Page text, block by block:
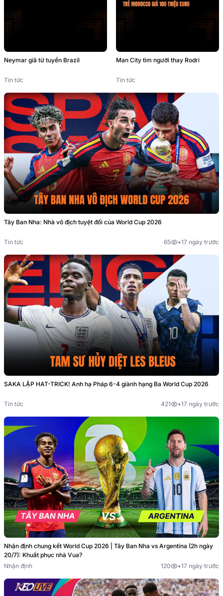
Neymar giã từ tuyển Brazil
Tin tức
Man City tìm người thay Rodri
Tin tức
Tây Ban Nha: Nhà vô địch tuyệt đối của World Cup 2026
Tin tức 65 •17 ngày trước
SAKA LẬP HAT-TRICK! Anh hạ Pháp 6-4 giành hạng Ba World Cup 2026
Tin tức 421 •17 ngày trước
Nhận định chung kết World Cup 2026 | Tây Ban Nha vs Argentina (2h ngày
20/7): Khuất phục nhà Vua?
Nhận định
120 •17 ngày trước